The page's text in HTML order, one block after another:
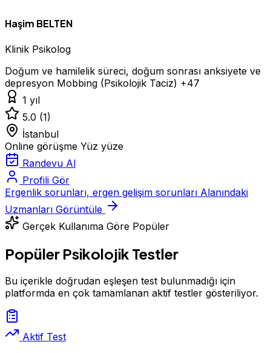
Haşim BELTEN
Klinik Psikolog
Doğum ve hamilelik süreci, doğum sonrası anksiyete ve
depresyon Mobbing (Psikolojik Taciz) +47
1 yıl
5.0 (1)
İstanbul
Online görüşme Yüz yüze
Randevu Al
Profili Gör
Ergenlik sorunları, ergen gelişim sorunları Alanındaki
Uzmanları Görüntüle
Gerçek Kullanıma Göre Popüler
Popüler Psikolojik Testler
Bu içerikle doğrudan eşleşen test bulunmadığı için
platformda en çok tamamlanan aktif testler gösteriliyor.
Aktif Test